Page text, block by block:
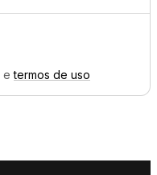
etermos de uso